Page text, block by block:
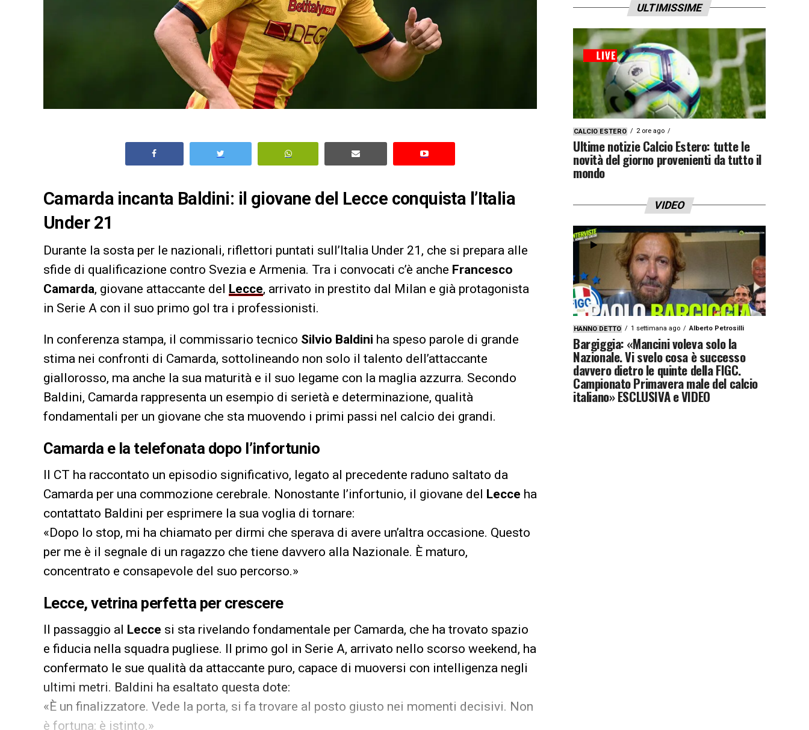
Camarda incanta Baldini: il giovane del Lecce conquista l’Italia
Under 21
Durante la sosta per le nazionali, riflettori puntati sull’Italia Under 21, che si prepara alle
sfide di qualificazione contro Svezia e Armenia. Tra i convocati c’è anche Francesco
Camarda, giovane attaccante del Lecce, arrivato in prestito dal Milan e già protagonista
in Serie A con il suo primo gol tra i professionisti.
In conferenza stampa, il commissario tecnico Silvio Baldini ha speso parole di grande
stima nei confronti di Camarda, sottolineando non solo il talento dell’attaccante
giallorosso, ma anche la sua maturità e il suo legame con la maglia azzurra. Secondo
Baldini, Camarda rappresenta un esempio di serietà e determinazione, qualità
fondamentali per un giovane che sta muovendo i primi passi nel calcio dei grandi.
Camarda e la telefonata dopo l’infortunio
Il CT ha raccontato un episodio significativo, legato al precedente raduno saltato da
Camarda per una commozione cerebrale. Nonostante l’infortunio, il giovane del Lecce ha
contattato Baldini per esprimere la sua voglia di tornare:
«Dopo lo stop, mi ha chiamato per dirmi che sperava di avere un’altra occasione. Questo
per me è il segnale di un ragazzo che tiene davvero alla Nazionale. È maturo,
concentrato e consapevole del suo percorso.»
Lecce, vetrina perfetta per crescere
Il passaggio al Lecce si sta rivelando fondamentale per Camarda, che ha trovato spazio
e fiducia nella squadra pugliese. Il primo gol in Serie A, arrivato nello scorso weekend, ha
confermato le sue qualità da attaccante puro, capace di muoversi con intelligenza negli
ultimi metri. Baldini ha esaltato questa dote:
«È un finalizzatore. Vede la porta, si fa trovare al posto giusto nei momenti decisivi. Non
è fortuna: è istinto.»
ULTIMISSIME
CALCIO ESTERO 2 ore ago
Ultime notizie Calcio Estero: tutte le
novità del giorno provenienti da tutto il
mondo
VIDEO
HANNO DETTO 1 settimana ago Alberto Petrosilli
Bargiggia: «Mancini voleva solo la
Nazionale. Vi svelo cosa è successo
davvero dietro le quinte della FIGC.
Campionato Primavera male del calcio
italiano» ESCLUSIVA e VIDEO